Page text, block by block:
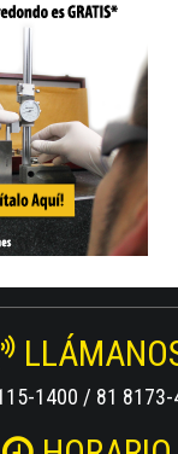
1400 / 81 8173-